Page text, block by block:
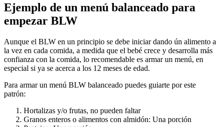
Ejemplo de un menú balanceado para
empezar BLW
Aunque el BLW en un principio se debe iniciar dando ún alimento a
la vez en cada comida, a medida que el bebé crece y desarrolla más
confianza con la comida, lo recomendable es armar un menú, en
especial si ya se acerca a los 12 meses de edad.
Para armar un menú BLW balanceado puedes guiarte por este
patrón:
Hortalizas y/o frutas, no pueden faltar
Granos enteros o alimentos con almidón: Una porción